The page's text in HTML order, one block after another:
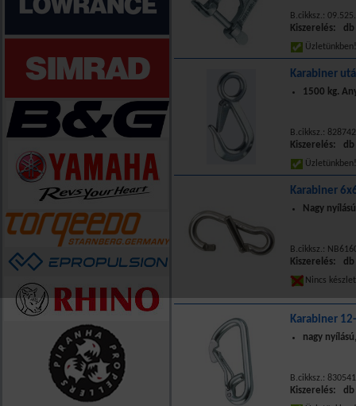
B.cikksz.:
Kiszerelés: db
Karabiner
1500 kg.
B.cikksz.:
Kiszerelés: db
Karabiner
Nagy
B.cikksz.:
Kiszerelés: db
Nincs
Karabiner
nagy
B.cikksz.:
Kiszerelés: db